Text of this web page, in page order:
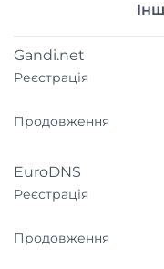
Gandi.net
Реєстрація
Продовження
EuroDNS
Реєстрація
Продовження